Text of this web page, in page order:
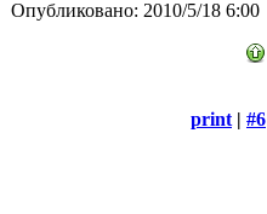
Опубликовано: 2010/5/18 6:00
print | #6